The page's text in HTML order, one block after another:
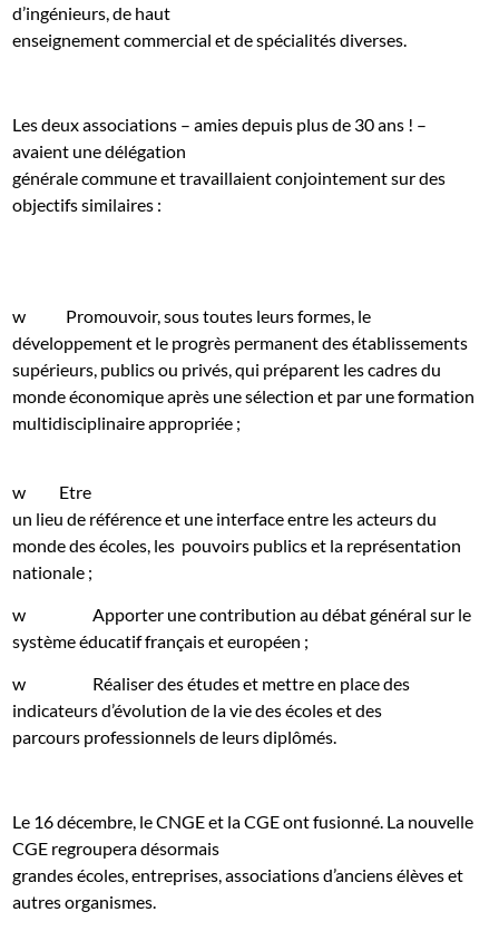
d’ingénieurs, de haut
enseignement commercial et de spécialités diverses.
Les deux associations – amies depuis plus de 30 ans ! –
avaient une délégation
générale commune et travaillaient conjointement sur des
objectifs similaires :
w
Promouvoir, sous toutes leurs formes, le
développement et le progrès permanent des établissements
supérieurs, publics ou privés, qui préparent les cadres du
monde économique après une sélection et par une formation
multidisciplinaire appropriée ;
w
Etre
un lieu de référence et une interface entre les acteurs du
monde des écoles, les pouvoirs publics et la représentation
nationale ;
w
Apporter une contribution au débat général sur le
système éducatif français et européen ;
w
Réaliser des études et mettre en place des
indicateurs d’évolution de la vie des écoles et des
parcours professionnels de leurs diplômés.
Le 16 décembre, le CNGE et la CGE ont fusionné. La nouvelle
CGE regroupera désormais
grandes écoles, entreprises, associations d’anciens élèves et
autres organismes.